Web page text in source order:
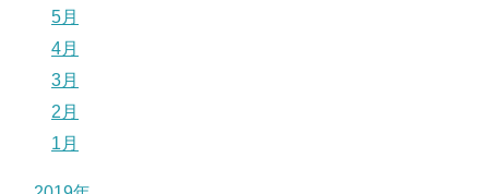
5月
4月
3月
2月
1月